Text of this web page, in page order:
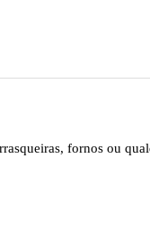
fornos ou